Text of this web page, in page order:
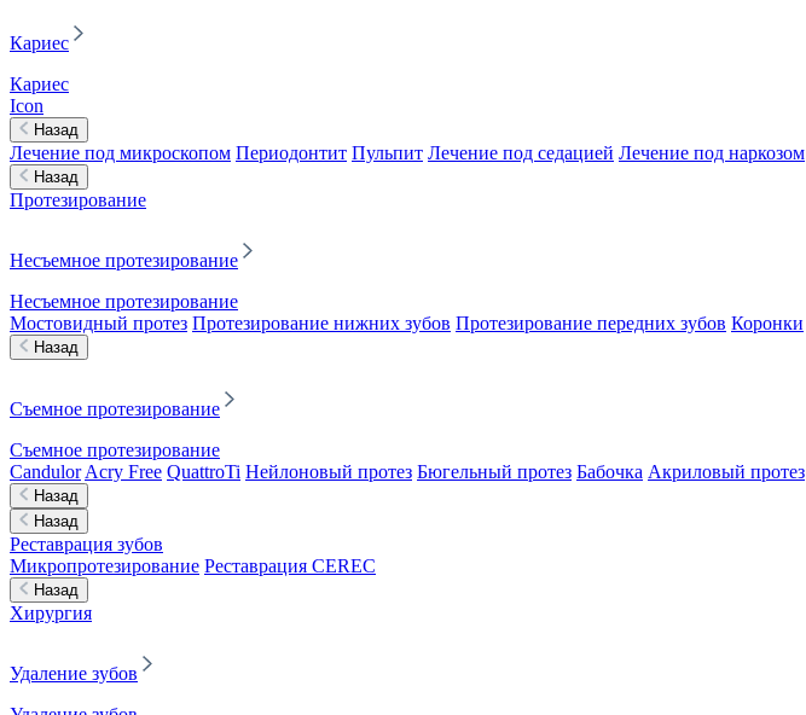
Кариес
Кариес
Icon
Назад
Лечение под микроскопом Периодонтит Пульпит Лечение под седацией Лечение под наркозом
Назад
Протезирование
Несъемное протезирование
Несъемное протезирование
Мостовидный протез Протезирование нижних зубов Протезирование передних зубов Коронки
Назад
Съемное протезирование
Съемное протезирование
Candulor Acry Free QuattroTi Нейлоновый протез Бюгельный протез Бабочка Акриловый протез
Назад
Назад
Реставрация зубов
Микропротезирование Реставрация CEREC
Назад
Хирургия
Удаление зубов